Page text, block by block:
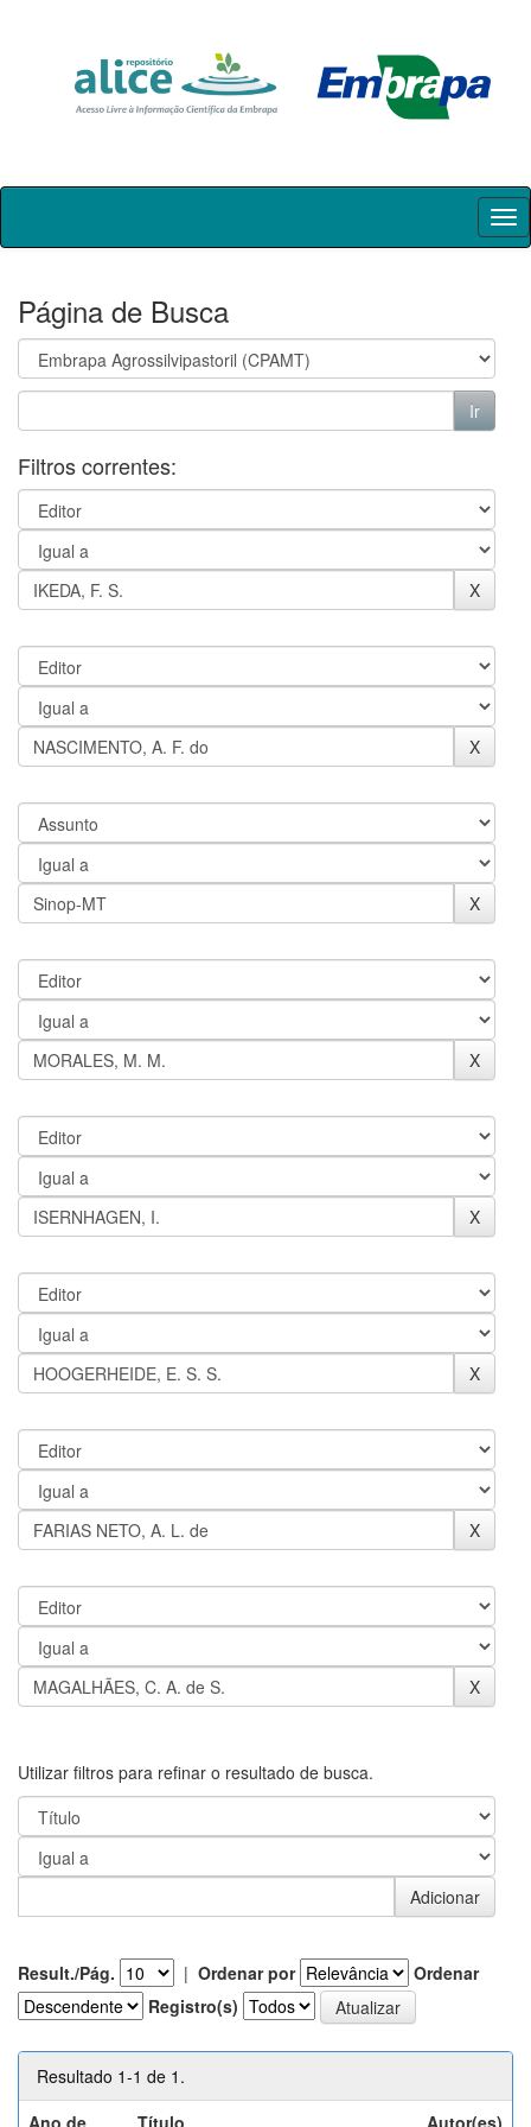
Skip
Página de Busca
Filtros correntes:
Utilizar filtros para refinar o resultado de busca.
Result./Pág. | Ordenar por
Ordenar
Registro(s)
Resultado 1-1 de 1.
Ano de
Título Autor(es)